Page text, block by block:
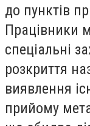
до пунктів
Працівники
спеціальні
розкриття
виявлення
прийому